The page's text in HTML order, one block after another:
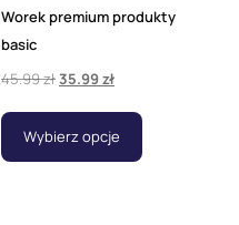
Worek premium produkty
basic
45.99zł35.99zł
Wybierz opcje